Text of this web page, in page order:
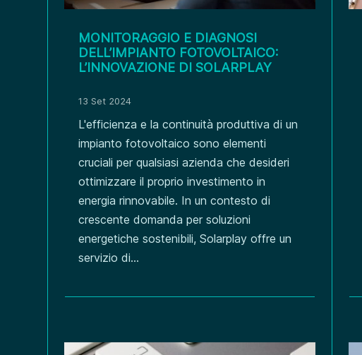
MONITORAGGIO E DIAGNOSI
DELL’IMPIANTO FOTOVOLTAICO:
L’INNOVAZIONE DI SOLARPLAY
13 Set 2024
L'efficienza e la continuità produttiva di un
impianto fotovoltaico sono elementi
cruciali per qualsiasi azienda che desideri
ottimizzare il proprio investimento in
energia rinnovabile. In un contesto di
crescente domanda per soluzioni
energetiche sostenibili, Solarplay offre un
servizio di...